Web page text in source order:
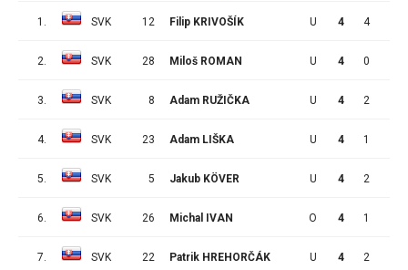
1. SVK 12 Filip KRIVOŠÍK U 4 4
2. SVK 28 Miloš ROMAN U 4 0
3. SVK 8 Adam RUŽIČKA U 4 2
4. SVK 23 Adam LIŠKA U 4 1
5. SVK 5 Jakub KÖVER U 4 2
6. SVK 26 Michal IVAN O 4 1
7. SVK 22 Patrik HREHORČÁK U 4 2